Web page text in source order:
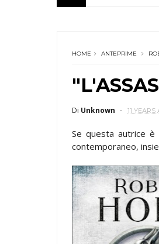
HOME ANTEPRIME
Di Unknown 11 YEARS
Se questa autrice
contemporaneo,